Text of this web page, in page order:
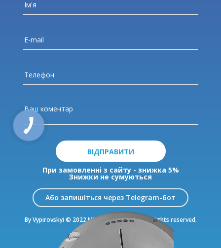
ВІДПРАВИТИ
При замовленні з сайту - знижка 5%
Знижки не сумуються
Або запишіться через Telegram-бот
By Vypirovskyi © 2022 MDC Livoberezhnyi. All rights reserved.